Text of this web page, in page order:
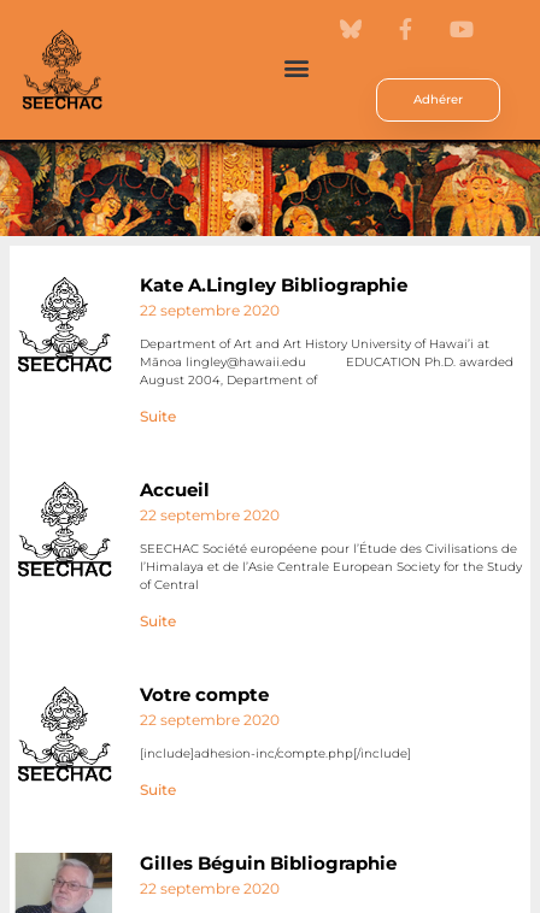
Adhérer
Kate A.Lingley Bibliographie
22 septembre 2020
Department of Art and Art History University of Hawai’i at
Mānoa lingley@hawaii.edu EDUCATION Ph.D. awarded
August 2004, Department of
Suite
Accueil
22 septembre 2020
SEECHAC Société européene pour l’Étude des Civilisations de
l’Himalaya et de l’Asie Centrale European Society for the Study
of Central
Suite
Votre compte
22 septembre 2020
[include]adhesion-inc/compte.php[/include]
Suite
Gilles Béguin Bibliographie
22 septembre 2020